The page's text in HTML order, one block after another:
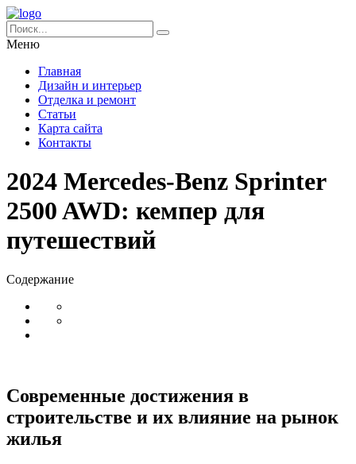
Меню
Главная
Дизайн и интерьер
Отделка и ремонт
Статьи
Карта сайта
Контакты
2024 Mercedes-Benz Sprinter
2500 AWD: кемпер для
путешествий
Содержание
Современные достижения в
строительстве и их влияние на рынок
жилья